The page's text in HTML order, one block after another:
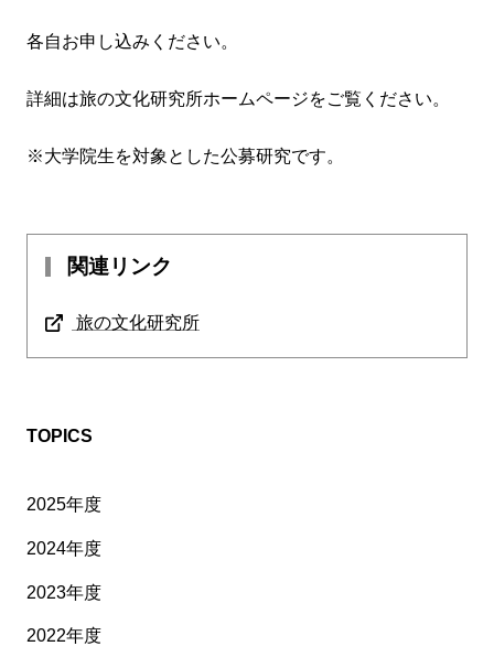
各自お申し込みください。
詳細は旅の文化研究所ホームページをご覧ください。
※大学院生を対象とした公募研究です。
関連リンク
旅の文化研究所
TOPICS
2025年度
2024年度
2023年度
2022年度